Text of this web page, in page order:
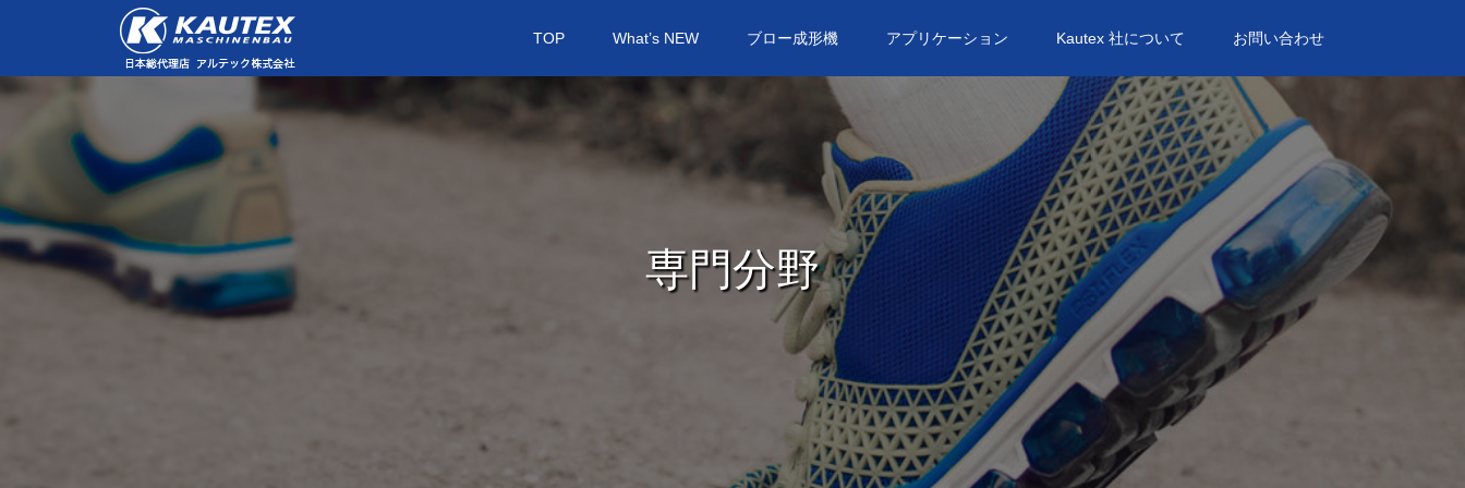
TOP What’s NEW ブロー成形機 アプリケーション Kautex 社について お問い合わせ
専門分野